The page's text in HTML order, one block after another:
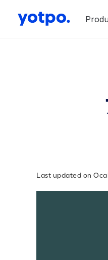
Last updated on